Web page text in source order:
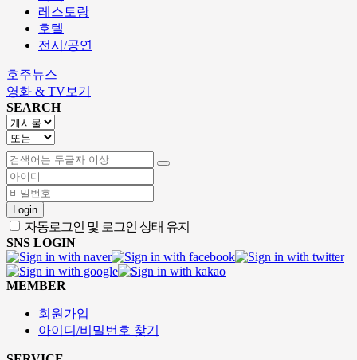
레스토랑
호텔
전시/공연
호주뉴스
영화 & TV보기
SEARCH
Login
자동로그인 및 로그인 상태 유지
SNS LOGIN
MEMBER
회원가입
아이디/비밀번호 찾기